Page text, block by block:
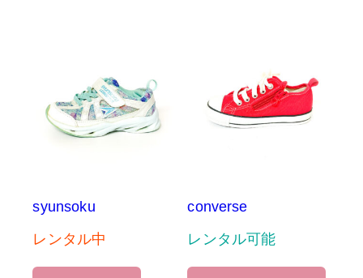
syunsoku
レンタル中
converse
レンタル可能